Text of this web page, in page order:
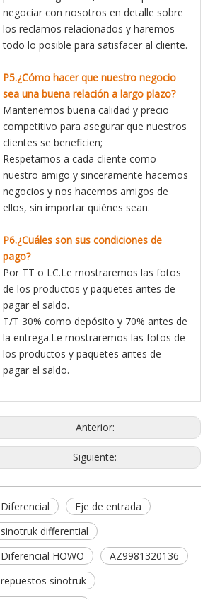
negociar con nosotros en detalle sobre
los reclamos relacionados y haremos
todo lo posible para satisfacer al cliente.
P5.¿Cómo hacer que nuestro negocio
sea una buena relación a largo plazo?
Mantenemos buena calidad y precio
competitivo para asegurar que nuestros
clientes se beneficien;
Respetamos a cada cliente como
nuestro amigo y sinceramente hacemos
negocios y nos hacemos amigos de
ellos, sin importar quiénes sean.
P6.¿Cuáles son sus condiciones de
pago?
Por TT o LC.Le mostraremos las fotos
de los productos y paquetes antes de
pagar el saldo.
T/T 30% como depósito y 70% antes de
la entrega.Le mostraremos las fotos de
los productos y paquetes antes de
pagar el saldo.
Anterior:
Siguiente:
Diferencial
Eje de entrada
sinotruk differential
Diferencial HOWO
AZ9981320136
repuestos sinotruk